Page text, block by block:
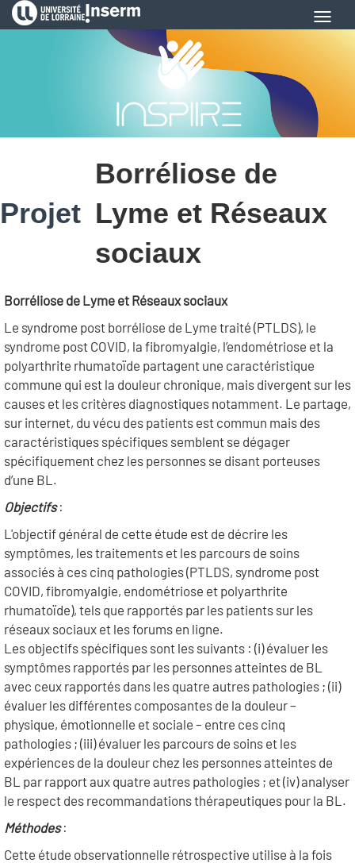
Aller
au
Projet
Borréliose de
Lyme et Réseaux
sociaux
Borréliose de Lyme et Réseaux sociaux
Le syndrome post borréliose de Lyme traité (PTLDS), le
syndrome post COVID, la fibromyalgie, l’endométriose et la
polyarthrite rhumatoïde partagent une caractéristique
commune qui est la douleur chronique, mais divergent sur les
causes et les critères diagnostiques notamment. Le partage,
sur internet, du vécu des patients est commun mais des
caractéristiques spécifiques semblent se dégager
spécifiquement chez les personnes se disant porteuses
d’une BL.
Objectifs:
L'objectif général de cette étude est de décrire les
symptômes, les traitements et les parcours de soins
associés à ces cinq pathologies (PTLDS, syndrome post
COVID, fibromyalgie, endométriose et polyarthrite
rhumatoïde), tels que rapportés par les patients sur les
réseaux sociaux et les forums en ligne.
Les objectifs spécifiques sont les suivants : (i) évaluer les
symptômes rapportés par les personnes atteintes de BL
avec ceux rapportés dans les quatre autres pathologies ; (ii)
évaluer les différentes composantes de la douleur –
physique, émotionnelle et sociale – entre ces cinq
pathologies ; (iii) évaluer les parcours de soins et les
expériences de la douleur chez les personnes atteintes de
BL par rapport aux quatre autres pathologies ; et (iv) analyser
le respect des recommandations thérapeutiques pour la BL.
Méthodes:
Cette étude observationnelle rétrospective utilise à la fois